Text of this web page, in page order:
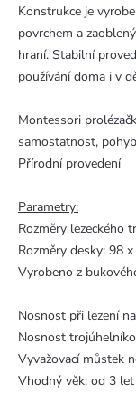
Konstrukce je
povrchem a
hraní. Stabilní
používání doma i v
Montessori
samostatnost,
Přírodní provedení
Parametry:
Rozměry lezeckého
Rozměry desky: 98
Vyrobeno z
Nosnost při lezení
Nosnost
Vyvažovací můstek
Vhodný věk: od 3 let